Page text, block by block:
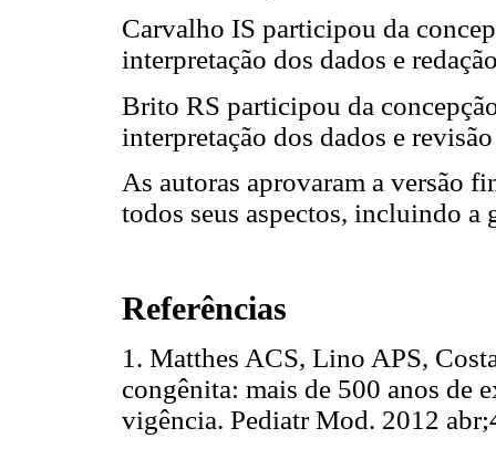
Carvalho IS participou da
interpretação dos dados e
Brito RS participou da
interpretação dos dados e
As autoras aprovaram a versão
todos seus aspectos, incluindo a
Referências
1. Matthes ACS, Lino APS,
congênita: mais de 500 anos de
vigência. Pediatr Mod. 2012